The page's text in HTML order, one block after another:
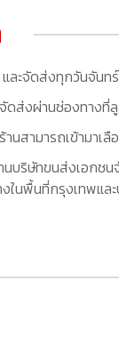
ละจัดส่งทุกวันจันท
ดส่งผ่านช่องทางที่
นสามารถเข้ามาเ
บริษัทขนส่งเอกช
งในพื้นที่กรุงเทพแ